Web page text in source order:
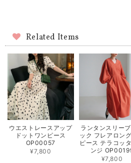
Related Items
ウエストレースアップ
ドットワンピース
OP00057
¥7,800
ランタンスリー
ック フレアロン
ピース テラコッ
ンジ
¥7,800